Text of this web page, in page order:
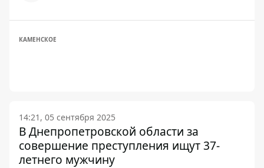
КАМЕНСКОЕ
14:21, 05 сентября 2025
В Днепропетровской области за
совершение преступления ищут 37-
летнего мужчину